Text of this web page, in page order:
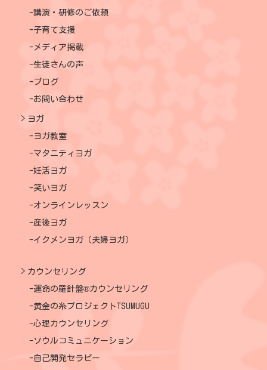
講演・研修のご依頼
子育て支援
メディア掲載
生徒さんの声
ブログ
お問い合わせ
ヨガ
ヨガ教室
マタニティヨガ
妊活ヨガ
笑いヨガ
オンラインレッスン
産後ヨガ
イクメンヨガ（夫婦ヨガ）
カウンセリング
運命の羅針盤®カウンセリング
黄金の糸プロジェクトTSUMUGU
心理カウンセリング
ソウルコミュニケーション
自己開発セラピー